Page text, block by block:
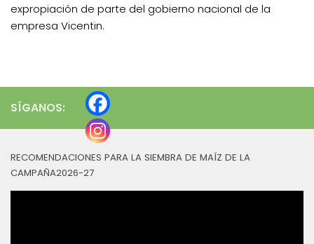
expropiación de parte del gobierno nacional de la
empresa Vicentin.
SÍGANOS:
RECOMENDACIONES PARA LA SIEMBRA DE MAÍZ DE LA
CAMPAÑA2026-27